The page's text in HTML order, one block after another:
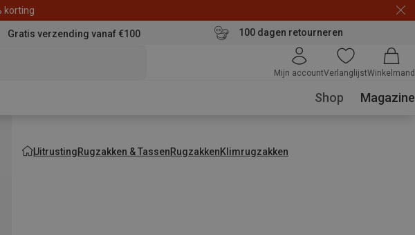
korting
Gratis verzending vanaf €100 100 dagen retourneren
Mijn accountVerlanglijstWinkelmand
Shop Magazine
UitrustingRugzakken & TassenRugzakkenKlimrugzakken